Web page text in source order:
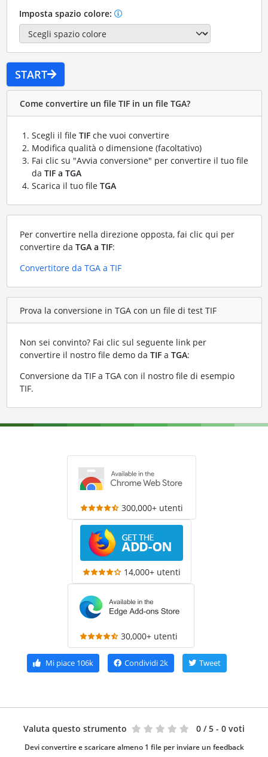
Imposta spazio colore:
START
Come convertire un file TIF in un file TGA?
Scegli il file TIFche vuoi convertire
Modifica qualità o dimensione (facoltativo)
Fai clic su "Avvia conversione" per convertire il tuo file
da TIF a TGA
Scarica il tuo file TGA
Per convertire nella direzione opposta, fai clic qui per
convertire da TGA a TIF:
Convertitore da TGA a TIF
Prova la conversione in TGA con un file di test TIF
Non sei convinto? Fai clic sul seguente link per
convertire il nostro file demo da TIFa TGA:
Conversione da TIF a TGA con il nostro file di esempio
TIF.
300,000+ utenti
14,000+ utenti
30,000+ utenti
Mi piace 106k Condividi2k Tweet
Valuta questo strumento 0 / 5 - 0 voti
Devi convertire e scaricare almeno 1 file per inviare un feedback